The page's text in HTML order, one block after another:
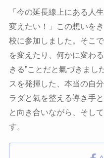
「今の延長線上にある人
変えたい！」この想いを
校に参加しました。そこ
を変えたり、何かに変わ
きる”ことだと氣づきまし
スを発揮した、本当の自
ラダと氣を整える導き手
と向き合いながら、そし
す。